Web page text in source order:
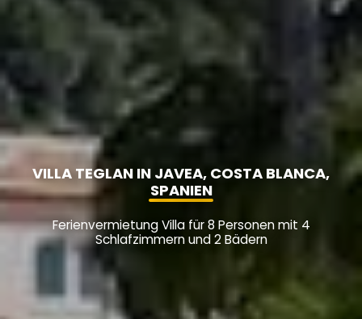
VILLA TEGLAN IN JAVEA, COSTA BLANCA,
SPANIEN
Ferienvermietung Villa für 8 Personen mit 4
Schlafzimmern und 2 Bädern